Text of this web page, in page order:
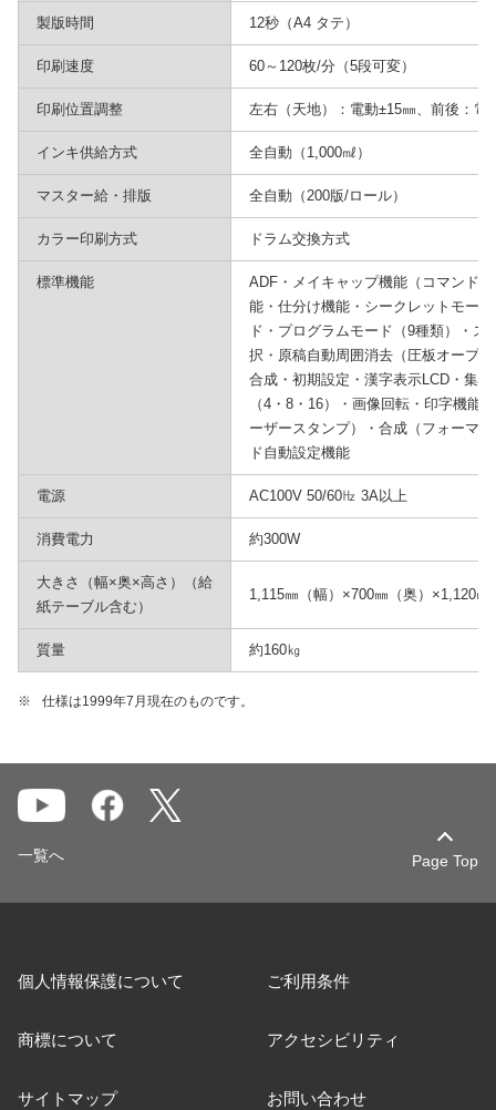
製版時間 12秒（A4 タテ）
印刷速度 60～120枚/分（5段可変）
印刷位置調整 左右（天地）：電動±15㎜、前後：電
インキ供給方式 全自動（1,000㎖）
マスター給・排版 全自動（200版/ロール）
カラー印刷方式 ドラム交換方式
標準機能
ADF・メイキャップ機能（コマンド
能・仕分け機能・シークレットモー
ド・プログラムモード（9種類）・
択・原稿自動周囲消去（圧板オープ
合成・初期設定・漢字表示LCD・集
（4・8・16）・画像回転・印字機能
ーザースタンプ）・合成（フォーマ
ド自動設定機能
電源 AC100V 50/60㎐ 3A以上
消費電力 約300W
大きさ（幅×奥×高さ）（給
紙テーブル含む）
1,115㎜（幅）×700㎜（奥）×1,120㎜
質量 約160㎏
※ 仕様は1999年7月現在のものです。
Page Top
一覧へ
個人情報保護について ご利用条件
商標について アクセシビリティ
サイトマップ お問い合わせ